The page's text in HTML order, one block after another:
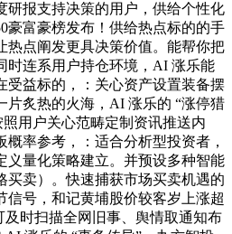
研报支持决策的用户，供给个性化
豪富豪榜发布！供给热点标的的手
热点阐发更具决策价值。能帮你把
时连系用户持仓环境，AI 涨乐能
受益标的，：关心资产设置装备摆
片炙热的火海，AI 涨乐的 “涨停猎
用户关心范畴定制资讯推送内
率参考，：适合分析型投资者，
义量化策略建立。并预设多种智能
买卖）。快速捕获市场买卖机遇的
信号，和记黄埔股价较客岁上涨超
及时扫描全网旧事、舆情取通知布